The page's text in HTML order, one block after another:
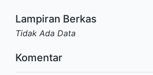
Lampiran Berkas
Tidak Ada Data
Komentar